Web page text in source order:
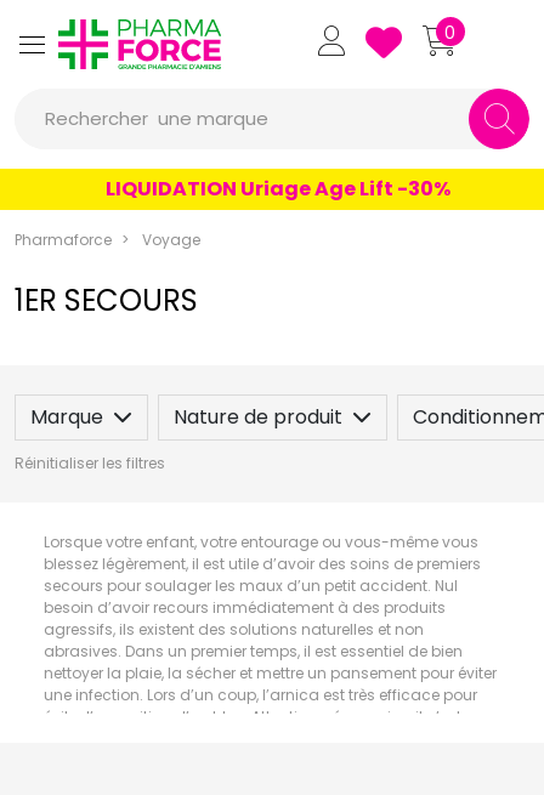
Pharmaforce Grande Pharmacie
0
Rechercher une marque
un conseil
un produit
LIQUIDATION Uriage Age Lift -30%
Pharmaforce Voyage
1ER SECOURS
Marque Nature de produit
Réinitialiser les filtres
Lorsque votre enfant, votre entourage ou vous-même vous
blessez légèrement, il est utile d’avoir des soins de premiers
secours pour soulager les maux d’un petit accident. Nul
besoin d’avoir recours immédiatement à des produits
agressifs, ils existent des solutions naturelles et non
abrasives. Dans un premier temps, il est essentiel de bien
nettoyer la plaie, la sécher et mettre un pansement pour éviter
une infection. Lors d’un coup, l’arnica est très efficace pour
éviter l’apparition d’un bleu. Attention, néanmoins, il n’est pas